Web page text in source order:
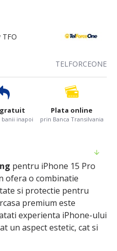
TFO
TELFORCEONE
banii inapoi
Plata online
prin Banca Transilvania
pentru iPhone 15 Pro
ofera o combinatie
si protectie pentru
premium este
experienta iPhone-ului
un aspect estetic, cat si